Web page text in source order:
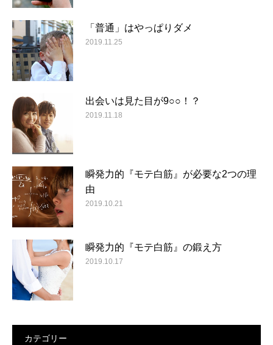
「普通」はやっぱりダメ
2019.11.25
出会いは見た目が9○○！？
2019.11.18
瞬発力的『モテ白筋』が必要な2つの理
由
2019.10.21
瞬発力的『モテ白筋』の鍛え方
2019.10.17
カテゴリー